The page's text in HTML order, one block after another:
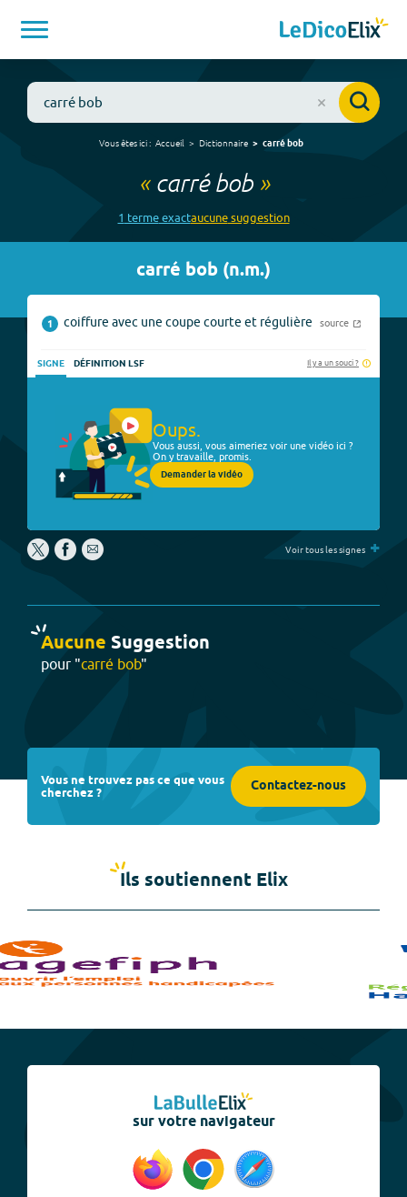
Vous êtes ici : Accueil Dictionnaire carré bob
« carré bob»
1 termeexactaucunesuggestion
carré bob (n.m.)
1 coiffure avec une coupe courte et régulière source
SIGNE DÉFINITION LSF Il y a un souci ?
Oups.
Vous aussi, vous aimeriez voir une vidéo ici ?
On y travaille, promis.
Demander la vidéo
Voir tous les signes +
Aucune Suggestion
pour "carré bob"
Vous ne trouvez pas ce que vous
cherchez ? Contactez-nous
Ils soutiennent Elix
sur votre navigateur